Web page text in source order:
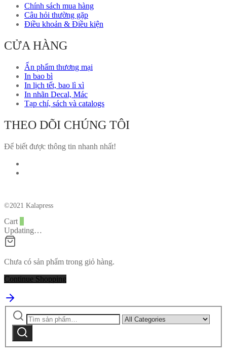
Chính sách mua hàng
Câu hỏi thường gặp
Điều khoản & Điều kiện
CỬA HÀNG
Ấn phẩm thương mại
In bao bì
In lịch tết, bao lì xì
In nhãn Decal, Mác
Tạp chí, sách và catalogs
THEO DÕI CHÚNG TÔI
Để biết được thông tin nhanh nhất!
©2021 Kalapress
Cart
Updating…
Chưa có sản phẩm trong giỏ hàng.
Continue Shopping
Tìm
kiếm:
Narrow
by
Tìm
kiếm